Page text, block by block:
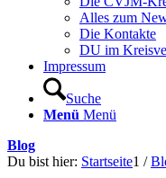
Alles zum
Die Kontakte
DU im
Impressum
Suche
Menü Menü
Blog
Du bist hier: Startseite1 /